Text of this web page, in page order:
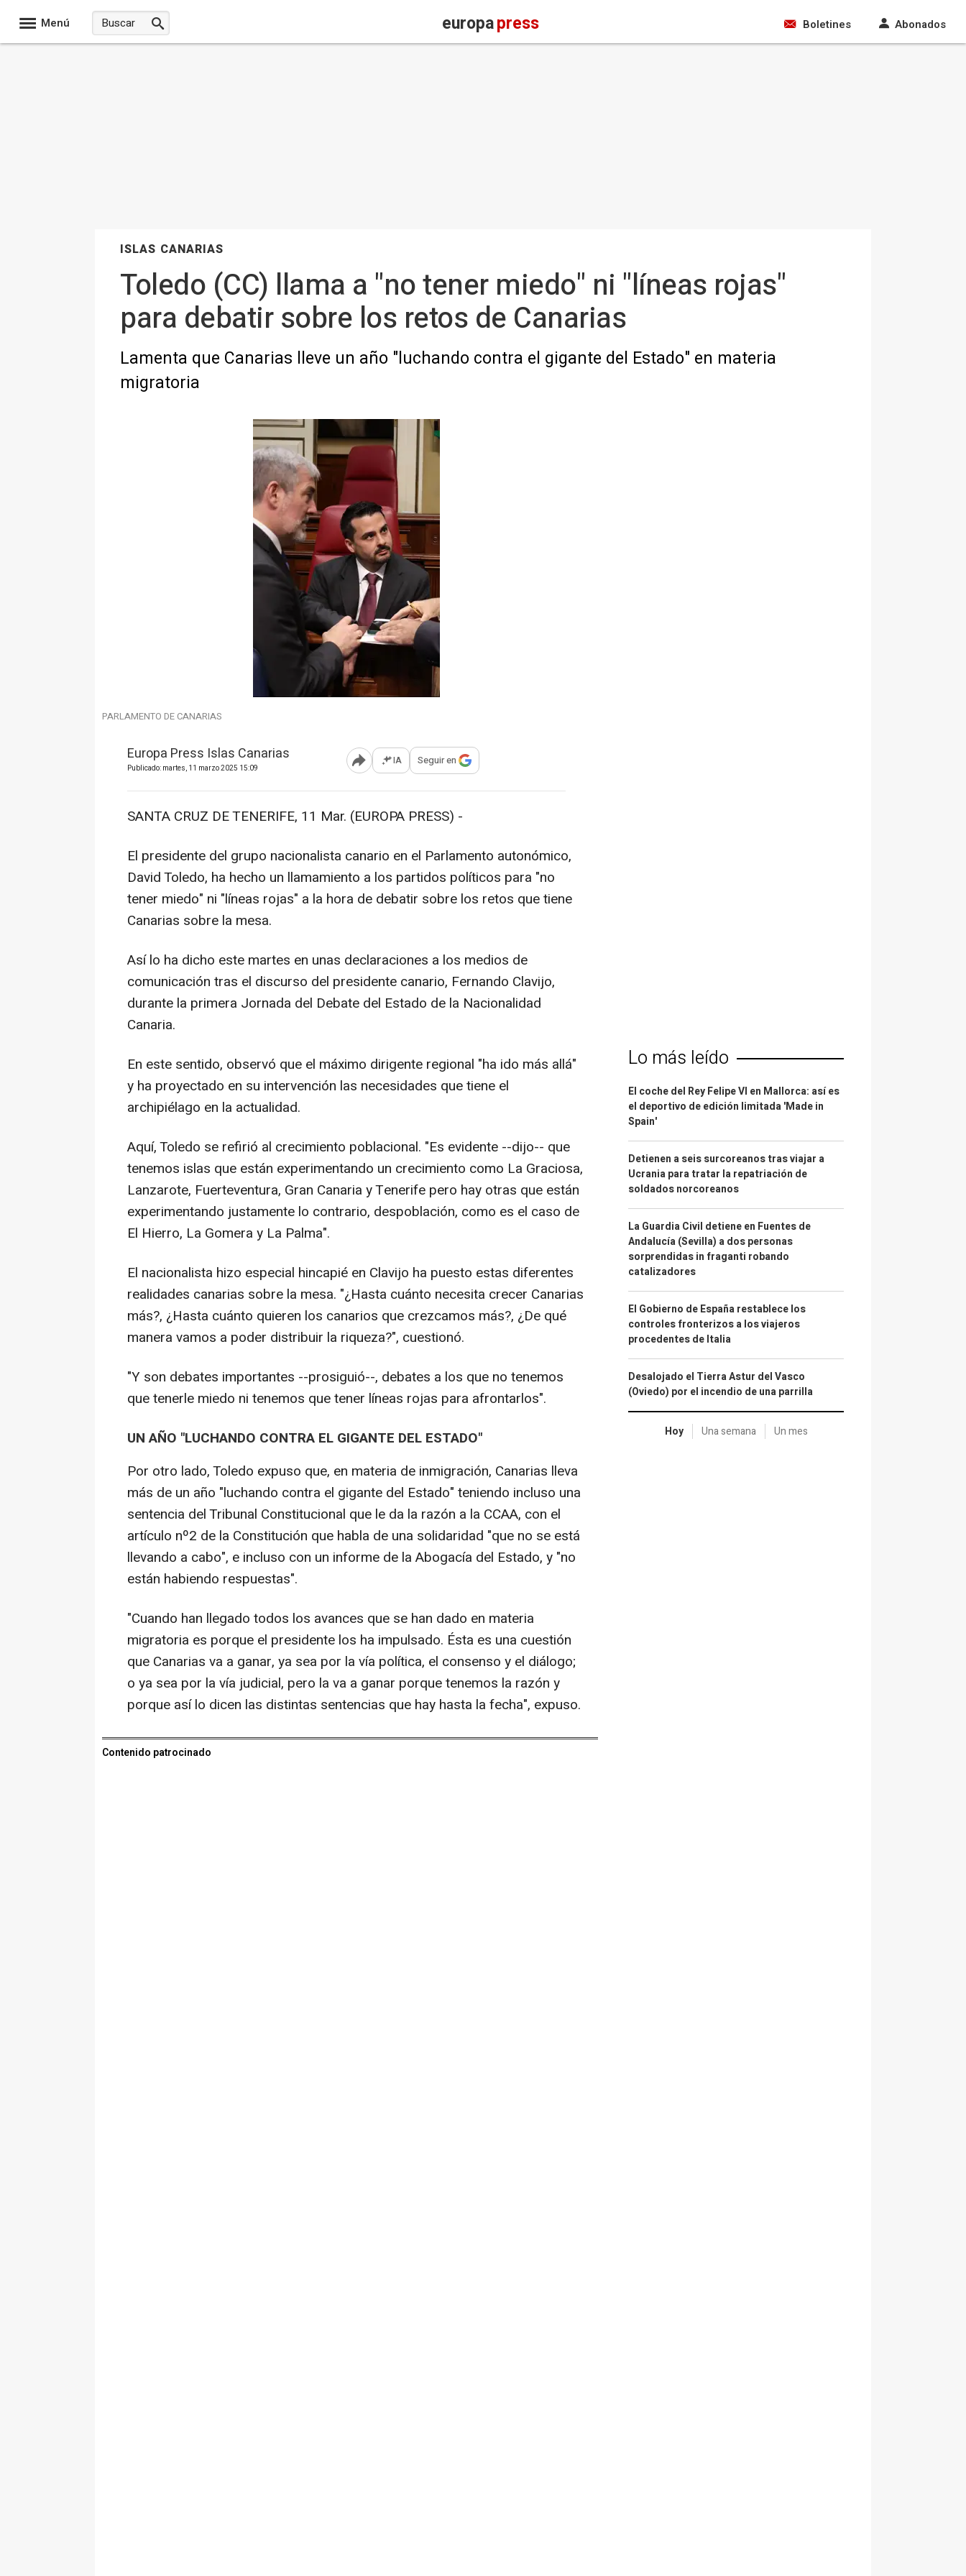
Menú europapress Boletines Abonados
ISLAS CANARIAS
Toledo (CC) llama a "no tener miedo" ni "líneas rojas"
para debatir sobre los retos de Canarias
Lamenta que Canarias lleve un año "luchando contra el gigante del Estado" en materia
migratoria
PARLAMENTO DE CANARIAS
Europa Press Islas Canarias
Publicado: martes, 11 marzo 2025 15:09 Abrir opciones para compartir
IA Seguir en
SANTA CRUZ DE TENERIFE, 11 Mar. (EUROPA PRESS) -
El presidente del grupo nacionalista canario en el Parlamento autonómico,
David Toledo, ha hecho un llamamiento a los partidos políticos para "no
tener miedo" ni "líneas rojas" a la hora de debatir sobre los retos que tiene
Canarias sobre la mesa.
Así lo ha dicho este martes en unas declaraciones a los medios de
comunicación tras el discurso del presidente canario, Fernando Clavijo,
durante la primera Jornada del Debate del Estado de la Nacionalidad
Canaria.
En este sentido, observó que el máximo dirigente regional "ha ido más allá"
y ha proyectado en su intervención las necesidades que tiene el
archipiélago en la actualidad.
Aquí, Toledo se refirió al crecimiento poblacional. "Es evidente --dijo-- que
tenemos islas que están experimentando un crecimiento como La Graciosa,
Lanzarote, Fuerteventura, Gran Canaria y Tenerife pero hay otras que están
experimentando justamente lo contrario, despoblación, como es el caso de
El Hierro, La Gomera y La Palma".
El nacionalista hizo especial hincapié en Clavijo ha puesto estas diferentes
realidades canarias sobre la mesa. "¿Hasta cuánto necesita crecer Canarias
más?, ¿Hasta cuánto quieren los canarios que crezcamos más?, ¿De qué
manera vamos a poder distribuir la riqueza?", cuestionó.
"Y son debates importantes --prosiguió--, debates a los que no tenemos
que tenerle miedo ni tenemos que tener líneas rojas para afrontarlos".
UN AÑO "LUCHANDO CONTRA EL GIGANTE DEL ESTADO"
Por otro lado, Toledo expuso que, en materia de inmigración, Canarias lleva
más de un año "luchando contra el gigante del Estado" teniendo incluso una
sentencia del Tribunal Constitucional que le da la razón a la CCAA, con el
artículo nº2 de la Constitución que habla de una solidaridad "que no se está
llevando a cabo", e incluso con un informe de la Abogacía del Estado, y "no
están habiendo respuestas".
"Cuando han llegado todos los avances que se han dado en materia
migratoria es porque el presidente los ha impulsado. Ésta es una cuestión
que Canarias va a ganar, ya sea por la vía política, el consenso y el diálogo;
o ya sea por la vía judicial, pero la va a ganar porque tenemos la razón y
porque así lo dicen las distintas sentencias que hay hasta la fecha", expuso.
Contenido patrocinado
Lo más leído
El coche del Rey Felipe VI en Mallorca: así es
el deportivo de edición limitada 'Made in
Spain'
Detienen a seis surcoreanos tras viajar a
Ucrania para tratar la repatriación de
soldados norcoreanos
La Guardia Civil detiene en Fuentes de
Andalucía (Sevilla) a dos personas
sorprendidas in fraganti robando
catalizadores
El Gobierno de España restablece los
controles fronterizos a los viajeros
procedentes de Italia
Desalojado el Tierra Astur del Vasco
(Oviedo) por el incendio de una parrilla
Hoy Una semana Un mes